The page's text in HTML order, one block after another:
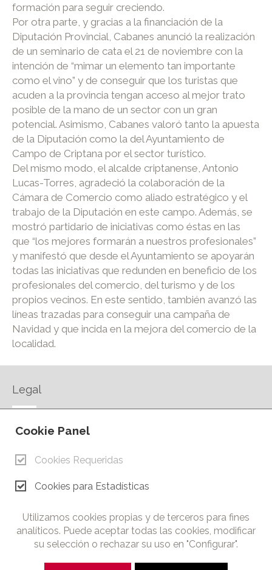
formación para seguir creciendo.
Por otra parte, y gracias a la financiación de la
Diputación Provincial, Cabanes anunció la realización
de un seminario de cata el 21 de noviembre con la
intención de “mimar un elemento tan importante
como el vino” y de conseguir que los turistas que
acuden a la provincia tengan acceso al mejor trato
posible de la mano de un sector con un gran
potencial. Asimismo, Cabanes valoró tanto la apuesta
de la Diputación como la del Ayuntamiento de
Campo de Criptana por el sector turístico.
Del mismo modo, el alcalde criptanense, Antonio
Lucas-Torres, agradeció la colaboración de la
Cámara de Comercio como aliado estratégico y el
trabajo de la Diputación en este campo. Además, se
mostró partidario de iniciativas como éstas en las
que “los mejores formarán a nuestros profesionales”
y manifestó que desde el Ayuntamiento se apoyarán
todas las iniciativas que redunden en beneficio de los
profesionales del comercio, del turismo y de los
propios vecinos. En este sentido, también avanzó las
líneas trazadas para conseguir una campaña de
Navidad y que incida en la mejora del comercio de la
localidad.
Legal
AVISO LEGAL
CONTACTO
Cámara de Comercio e Industria de Ciudad Real. Todos los
derechos reservados. Prohibida la reproducción total o parcial
de los contenidos de esta web.
Cookie Panel
Cookies Requeridas
Cookies para Estadísticas
Utilizamos cookies propias y de terceros para fines
analíticos. Puede aceptar todas las cookies, modificar
su selección o rechazar su uso en "Configurar".